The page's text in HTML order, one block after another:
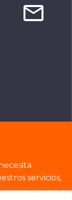


servicios,